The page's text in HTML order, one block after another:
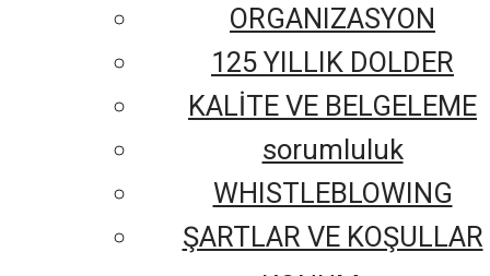
ORGANIZASYON
125 YILLIK DOLDER
KALİTE VE BELGELEME
sorumluluk
WHISTLEBLOWING
ŞARTLAR VE KOŞULLAR